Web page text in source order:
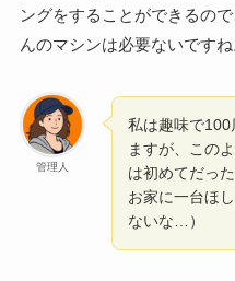
ングをすることができるの
んのマシンは必要ないですね
管理人
私は趣味で
ますが、この
は初めてだっ
お家に一台ほ
ないな…）